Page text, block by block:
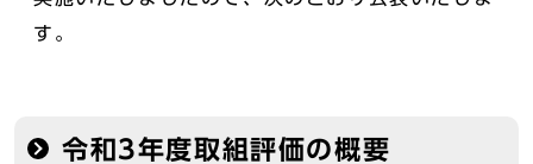
す。
令和3年度取組評価の概要